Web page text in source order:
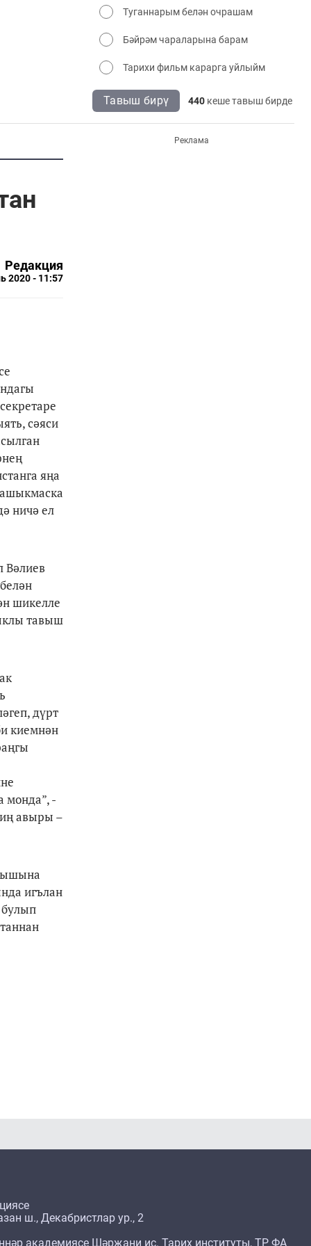
Туганнарым белән очрашам
Бәйрәм чараларына барам
Тарихи фильм карарга уйлыйм
Тавыш бирү 440 кеше тавыш бирде
Редакция
2020 - 11:57
сәяси
яңа
ашыкмаска
ничә ел
Вәлиев
шикелле
тавыш
дүрт
киемнән
монда”, -
авыры –
игълан
булып
Реклама
ш., Декабристлар ур., 2
академиясе Шәрҗани ис. Тарих институты, ТР ФА